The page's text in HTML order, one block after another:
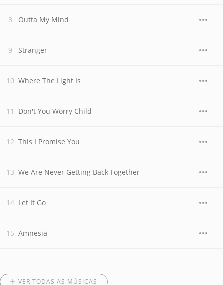
Outta My Mind
Stranger
Where The Light Is
Don't You Worry Child
This I Promise You
We Are Never Getting Back Together
Let It Go
Amnesia
VER TODAS AS MÚSICAS